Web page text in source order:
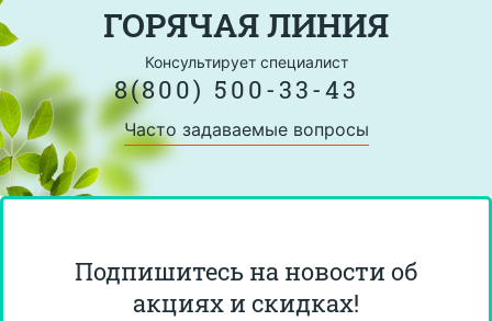
ГОРЯЧАЯ ЛИНИЯ
Консультирует специалист
8(800) 500-33-43
Часто задаваемые вопросы
Подпишитесь на новости об
акциях и скидках!